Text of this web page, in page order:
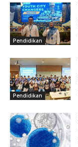
Pendidikan
Pendidikan